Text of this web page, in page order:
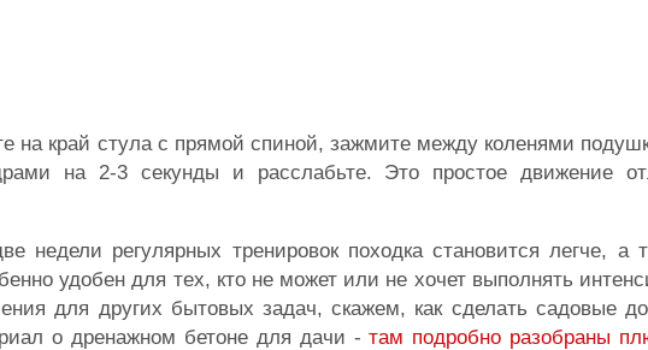
на край стула с прямой спиной, зажмите между коленями
на 2-3 секунды и расслабьте. Это простое движение
недели регулярных тренировок походка становится легче, а
удобен для тех, кто не может или не хочет выполнять
для других бытовых задач, скажем, как сделать садовые
о дренажном бетоне для дачи -там подробно разобраны